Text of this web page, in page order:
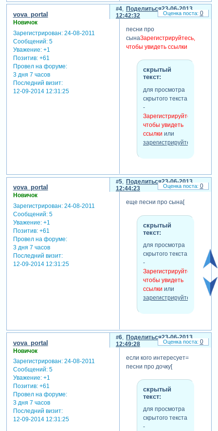
Поделиться
4
23-06-2013
12:42:32
vova_portal
Новичок
Зарегистрирован: 24-08-2011
Сообщений:5
Уважение: +1
Позитив: +61
Провел на форуме:
3 дня 7 часов
Последний визит:
12-09-2014 12:31:25
песни про
сынаЗарегистрируйтесь,
чтобы увидеть ссылки
скрытый
текст:
для просмотра
скрытого текста
-
Зарегистрируйтесь,
чтобы увидеть
ссылки или
зарегистрируйтесь
0
Поделиться
5
23-06-2013
12:44:23
vova_portal
Новичок
Зарегистрирован: 24-08-2011
Сообщений:5
Уважение: +1
Позитив: +61
Провел на форуме:
3 дня 7 часов
Последний визит:
12-09-2014 12:31:25
еще песни про сына[
скрытый
текст:
для просмотра
скрытого текста
-
Зарегистрируйтесь,
чтобы увидеть
ссылки или
зарегистрируйтесь
0
Поделиться
6
23-06-2013
12:49:28
vova_portal
Новичок
Зарегистрирован: 24-08-2011
Сообщений:5
Уважение: +1
Позитив: +61
Провел на форуме:
3 дня 7 часов
Последний визит:
12-09-2014 12:31:25
если кого интересует=
песни про дочку[
скрытый
текст:
для просмотра
скрытого текста
-
0